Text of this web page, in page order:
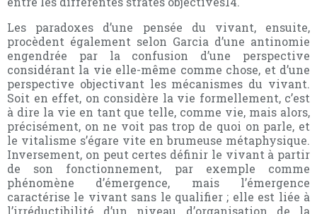
Les paradoxes d’une pensée du vivant, ensuite,
procèdent également selon Garcia d’une antinomie
engendrée par la confusion d’une perspective
considérant la vie elle-même comme chose, et d’une
perspective objectivant les mécanismes du vivant.
Soit en effet, on considère la vie formellement, c’est
à dire la vie en tant que telle, comme vie, mais alors,
précisément, on ne voit pas trop de quoi on parle, et
le vitalisme s’égare vite en brumeuse métaphysique.
Inversement, on peut certes définir le vivant à partir
de son fonctionnement, par exemple comme
phénomène d’émergence, mais l’émergence
caractérise le vivant sans le qualifier ; elle est liée à
l’irréductibilité d’un niveau d’organisation de la